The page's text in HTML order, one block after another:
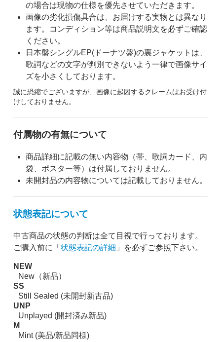
の場合は現物の仕様を優先させていただきます。
画像の劣化損傷具合は、お届けする実物とは異なり
ます。コンディション等は商品説明文を必ずご確認
ください。
日本盤シングルEP(ドーナツ盤)の裏ジャケットは、
歌詞などの文字が判別できないよう一律で画像サイ
ズを小さくしております。
誠に恐縮でございますが、画像に起因するクレームはお受け付
けしておりません。
付属物の有無について
商品詳細に記載の無い内容物（帯、歌詞カード、内
袋、ポスター等）は付属しておりません。
未開封品の内容物については記載しておりません。
状態表記について
中古商品の状態の判断は全て目視で行っております。
ご購入前に「 状態表記の詳細 」を必ずご参照下さい。
NEW
New（新品）
SS
Still Sealed (未開封新古品)
UNP
Unplayed (開封済み新品)
M
Mint (美品/新品同様)